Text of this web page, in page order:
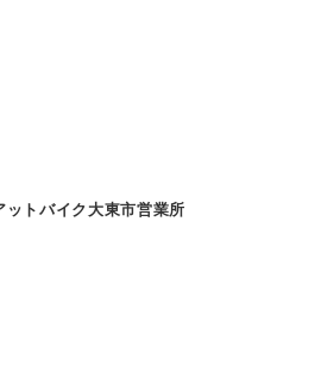
トバイク大東市営業所